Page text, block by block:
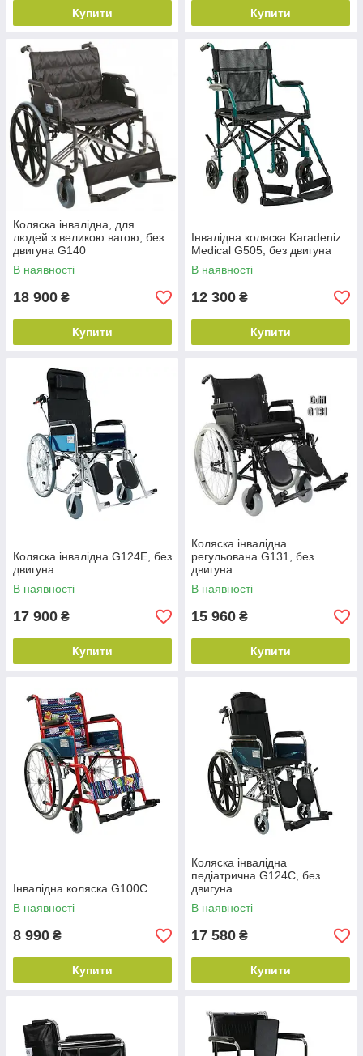
Купити Купити
Коляска інвалідна, для
людей з великою вагою, без
двигуна G140
В наявності
18 900 ₴
Купити
Інвалідна коляска Karadeniz
Medical G505, без двигуна
В наявності
12 300 ₴
Купити
Коляска інвалідна G124E, без
двигуна
В наявності
17 900 ₴
Купити
Коляска інвалідна
регульована G131, без
двигуна
В наявності
15 960 ₴
Купити
Інвалідна коляска G100С
В наявності
8 990 ₴
Купити
Коляска інвалідна
педіатрична G124С, без
двигуна
В наявності
17 580 ₴
Купити